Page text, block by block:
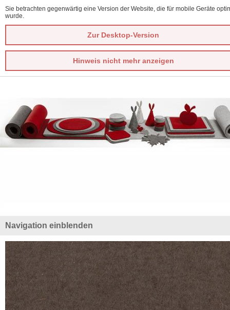
Sie betrachten gegenwärtig eine Version der Website, die für mobile Geräte
wurde.
Zur Desktop-Version
Hinweis nicht mehr anzeigen
Navigation einblenden